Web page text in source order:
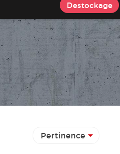
Destockage